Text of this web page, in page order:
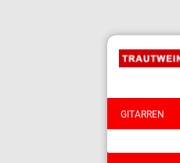
GITARREN